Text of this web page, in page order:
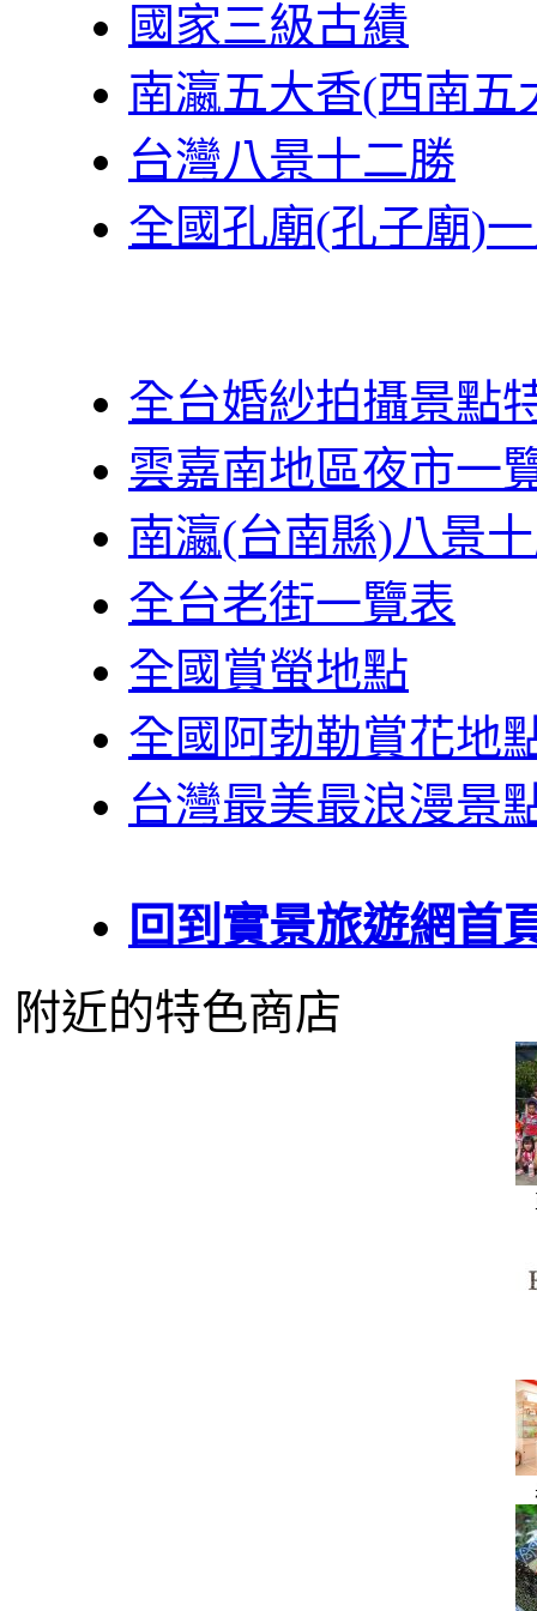
國家三級古績
南瀛五大香(西南五
台灣八景十二勝
全國孔廟(孔子廟)
全台婚紗拍攝景點
雲嘉南地區夜市一
南瀛(台南縣)八景
全台老街一覽表
全國賞螢地點
全國阿勃勒賞花地
台灣最美最浪漫景
回到實景旅遊網首
附近的特色商店